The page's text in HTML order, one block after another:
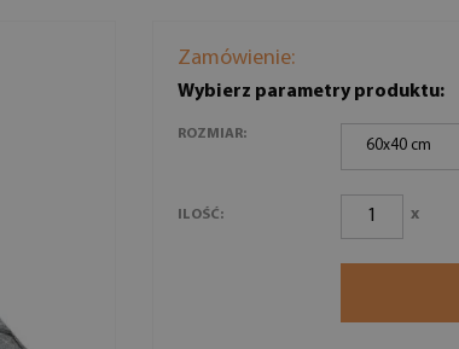
Zamówienie:
Wybierz parametry produktu:
ROZMIAR:
60x40 cm
ILOŚĆ: x